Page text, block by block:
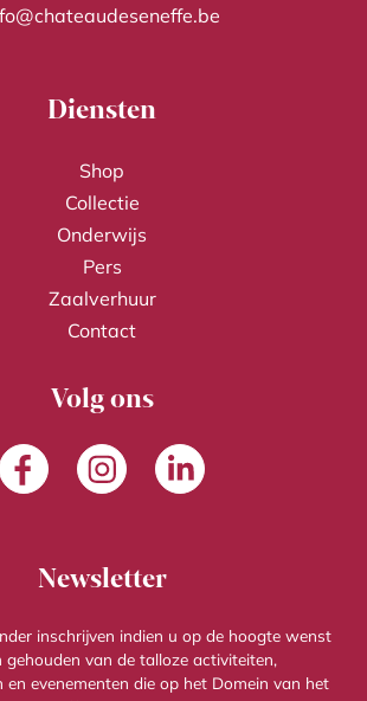
Diensten
Shop
Collectie
Onderwijs
Pers
Zaalverhuur
Contact
Volg ons
FacebookInstagramLinkedIn
Newsletter
inschrijven indien u op de hoogte wenst
gehouden van de talloze activiteiten,
evenementen die op het Domein van het